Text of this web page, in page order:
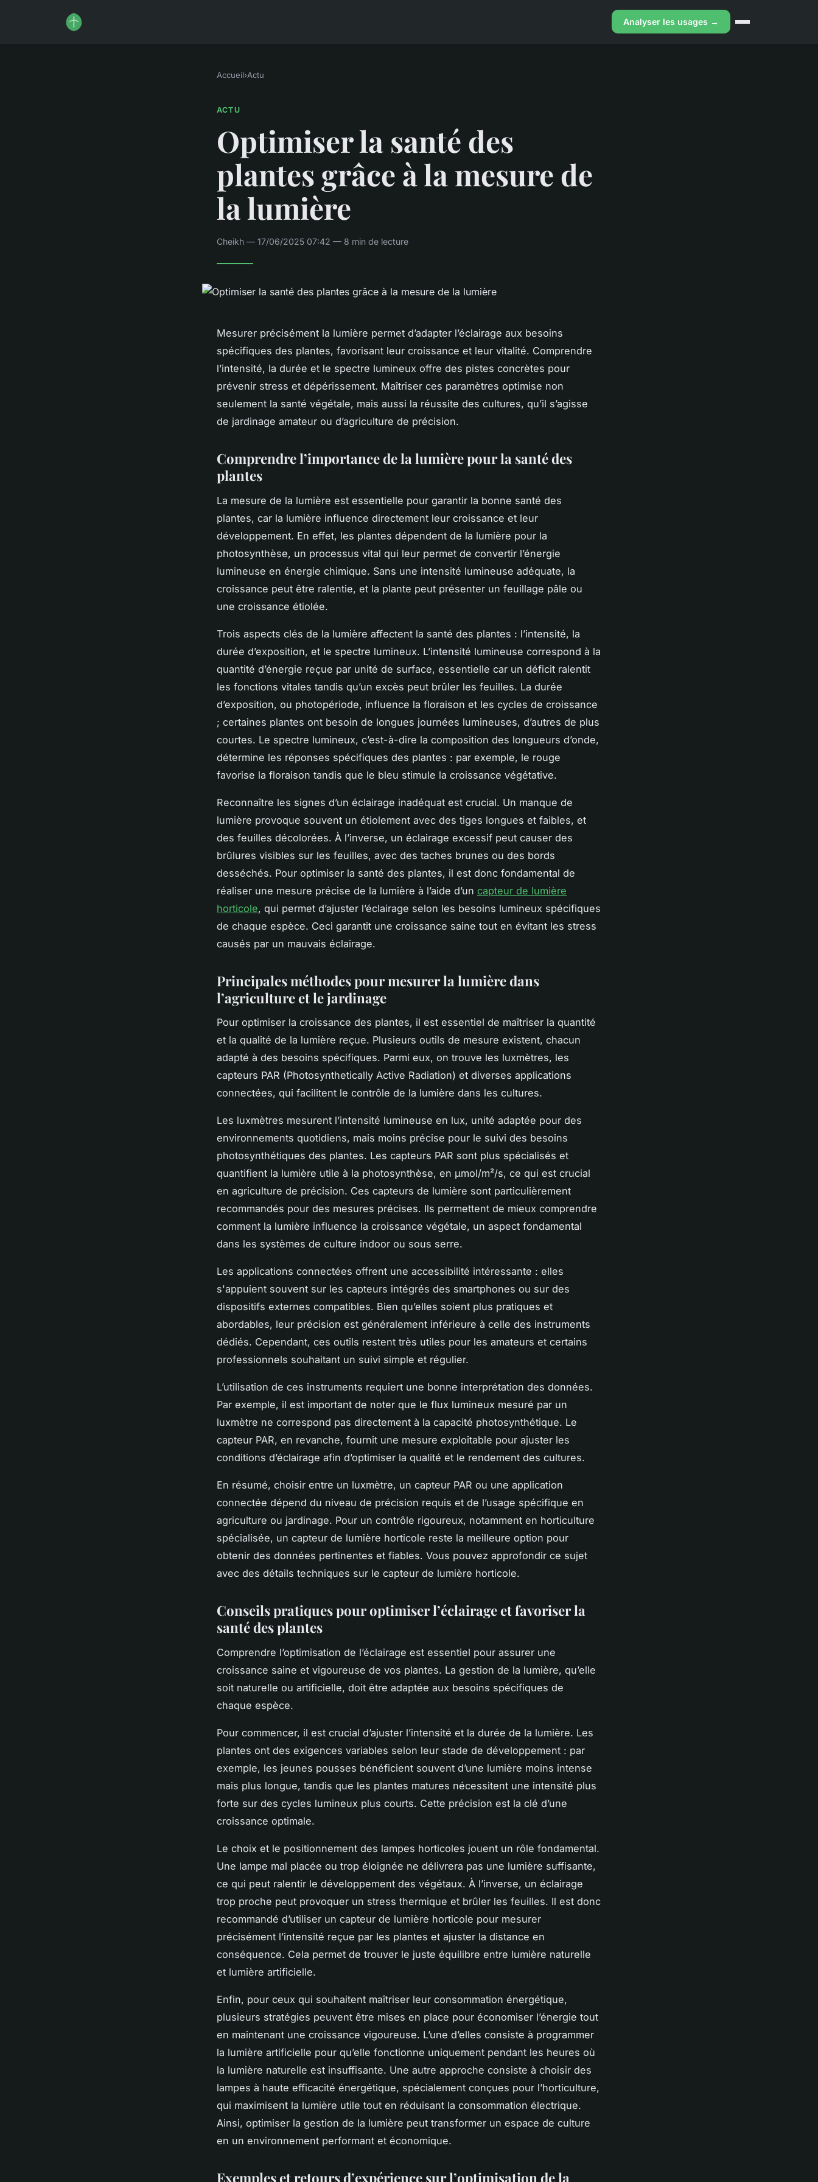
Analyser les usages →
Accueil›Actu
ACTU
Optimiser la santé des
plantes grâce à la mesure de
la lumière
Cheikh — 17/06/2025 07:42 — 8 min de lecture
Mesurer précisément la lumière permet d’adapter l’éclairage aux besoins
spécifiques des plantes, favorisant leur croissance et leur vitalité. Comprendre
l’intensité, la durée et le spectre lumineux offre des pistes concrètes pour
prévenir stress et dépérissement. Maîtriser ces paramètres optimise non
seulement la santé végétale, mais aussi la réussite des cultures, qu’il s’agisse
de jardinage amateur ou d’agriculture de précision.
Comprendre l’importance de la lumière pour la santé des
plantes
La mesure de la lumière est essentielle pour garantir la bonne santé des
plantes, car la lumière influence directement leur croissance et leur
développement. En effet, les plantes dépendent de la lumière pour la
photosynthèse, un processus vital qui leur permet de convertir l’énergie
lumineuse en énergie chimique. Sans une intensité lumineuse adéquate, la
croissance peut être ralentie, et la plante peut présenter un feuillage pâle ou
une croissance étiolée.
Trois aspects clés de la lumière affectent la santé des plantes : l’intensité, la
durée d’exposition, et le spectre lumineux. L’intensité lumineuse correspond à la
quantité d’énergie reçue par unité de surface, essentielle car un déficit ralentit
les fonctions vitales tandis qu’un excès peut brûler les feuilles. La durée
d’exposition, ou photopériode, influence la floraison et les cycles de croissance
; certaines plantes ont besoin de longues journées lumineuses, d’autres de plus
courtes. Le spectre lumineux, c’est-à-dire la composition des longueurs d’onde,
détermine les réponses spécifiques des plantes : par exemple, le rouge
favorise la floraison tandis que le bleu stimule la croissance végétative.
Reconnaître les signes d’un éclairage inadéquat est crucial. Un manque de
lumière provoque souvent un étiolement avec des tiges longues et faibles, et
des feuilles décolorées. À l’inverse, un éclairage excessif peut causer des
brûlures visibles sur les feuilles, avec des taches brunes ou des bords
desséchés. Pour optimiser la santé des plantes, il est donc fondamental de
réaliser une mesure précise de la lumière à l’aide d’un capteur de lumière
horticole, qui permet d’ajuster l’éclairage selon les besoins lumineux spécifiques
de chaque espèce. Ceci garantit une croissance saine tout en évitant les stress
causés par un mauvais éclairage.
Principales méthodes pour mesurer la lumière dans
l’agriculture et le jardinage
Pour optimiser la croissance des plantes, il est essentiel de maîtriser la quantité
et la qualité de la lumière reçue. Plusieurs outils de mesure existent, chacun
adapté à des besoins spécifiques. Parmi eux, on trouve les luxmètres, les
capteurs PAR (Photosynthetically Active Radiation) et diverses applications
connectées, qui facilitent le contrôle de la lumière dans les cultures.
Les luxmètres mesurent l’intensité lumineuse en lux, unité adaptée pour des
environnements quotidiens, mais moins précise pour le suivi des besoins
photosynthétiques des plantes. Les capteurs PAR sont plus spécialisés et
quantifient la lumière utile à la photosynthèse, en µmol/m²/s, ce qui est crucial
en agriculture de précision. Ces capteurs de lumière sont particulièrement
recommandés pour des mesures précises. Ils permettent de mieux comprendre
comment la lumière influence la croissance végétale, un aspect fondamental
dans les systèmes de culture indoor ou sous serre.
Les applications connectées offrent une accessibilité intéressante : elles
s'appuient souvent sur les capteurs intégrés des smartphones ou sur des
dispositifs externes compatibles. Bien qu’elles soient plus pratiques et
abordables, leur précision est généralement inférieure à celle des instruments
dédiés. Cependant, ces outils restent très utiles pour les amateurs et certains
professionnels souhaitant un suivi simple et régulier.
L’utilisation de ces instruments requiert une bonne interprétation des données.
Par exemple, il est important de noter que le flux lumineux mesuré par un
luxmètre ne correspond pas directement à la capacité photosynthétique. Le
capteur PAR, en revanche, fournit une mesure exploitable pour ajuster les
conditions d’éclairage afin d’optimiser la qualité et le rendement des cultures.
En résumé, choisir entre un luxmètre, un capteur PAR ou une application
connectée dépend du niveau de précision requis et de l’usage spécifique en
agriculture ou jardinage. Pour un contrôle rigoureux, notamment en horticulture
spécialisée, un capteur de lumière horticole reste la meilleure option pour
obtenir des données pertinentes et fiables. Vous pouvez approfondir ce sujet
avec des détails techniques sur le capteur de lumière horticole.
Conseils pratiques pour optimiser l’éclairage et favoriser la
santé des plantes
Comprendre l’optimisation de l’éclairage est essentiel pour assurer une
croissance saine et vigoureuse de vos plantes. La gestion de la lumière, qu’elle
soit naturelle ou artificielle, doit être adaptée aux besoins spécifiques de
chaque espèce.
Pour commencer, il est crucial d’ajuster l’intensité et la durée de la lumière. Les
plantes ont des exigences variables selon leur stade de développement : par
exemple, les jeunes pousses bénéficient souvent d’une lumière moins intense
mais plus longue, tandis que les plantes matures nécessitent une intensité plus
forte sur des cycles lumineux plus courts. Cette précision est la clé d’une
croissance optimale.
Le choix et le positionnement des lampes horticoles jouent un rôle fondamental.
Une lampe mal placée ou trop éloignée ne délivrera pas une lumière suffisante,
ce qui peut ralentir le développement des végétaux. À l’inverse, un éclairage
trop proche peut provoquer un stress thermique et brûler les feuilles. Il est donc
recommandé d’utiliser un capteur de lumière horticole pour mesurer
précisément l’intensité reçue par les plantes et ajuster la distance en
conséquence. Cela permet de trouver le juste équilibre entre lumière naturelle
et lumière artificielle.
Enfin, pour ceux qui souhaitent maîtriser leur consommation énergétique,
plusieurs stratégies peuvent être mises en place pour économiser l’énergie tout
en maintenant une croissance vigoureuse. L’une d’elles consiste à programmer
la lumière artificielle pour qu’elle fonctionne uniquement pendant les heures où
la lumière naturelle est insuffisante. Une autre approche consiste à choisir des
lampes à haute efficacité énergétique, spécialement conçues pour l’horticulture,
qui maximisent la lumière utile tout en réduisant la consommation électrique.
Ainsi, optimiser la gestion de la lumière peut transformer un espace de culture
en un environnement performant et économique.
Exemples et retours d’expérience sur l’optimisation de la